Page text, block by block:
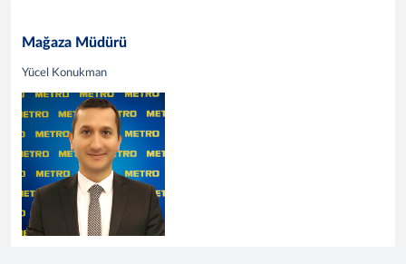
Mağaza Müdürü
Yücel Konukman